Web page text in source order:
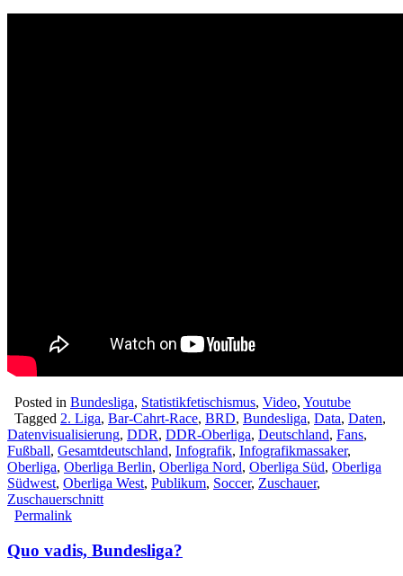
Posted in Bundesliga, Statistikfetischismus, Video, Youtube
Tagged 2. Liga, Bar-Cahrt-Race, BRD, Bundesliga, Data, Daten,
Datenvisualisierung, DDR, DDR-Oberliga, Deutschland, Fans,
Fußball, Gesamtdeutschland, Infografik, Infografikmassaker,
Oberliga, Oberliga Berlin, Oberliga Nord, Oberliga Süd, Oberliga
Südwest, Oberliga West, Publikum, Soccer, Zuschauer,
Zuschauerschnitt
Permalink
Quo vadis, Bundesliga?